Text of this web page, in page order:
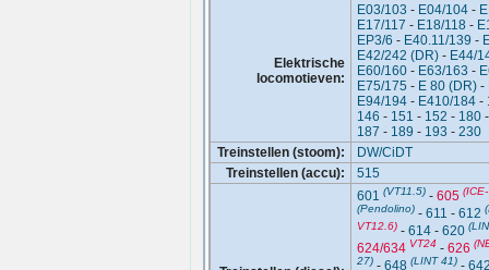
Elektrische
locomotieven:
E03/103 - E04/104-
E17/117 - E18/118-
EP3/6 - E40.11/139 -
E42/242 (DR)- E44/
E60/160- E63/163 -
E75/175 - E 80 (DR)-
E94/194- E410/184-
146 - 151 - 152 - 180
187 - 189 - 193 - 230
Treinstellen (stoom):
DW/CiDT
Treinstellen (accu):
515
601 (VT11.5)- 605
(Pendolino)- 611 - 612
VT12.6)- 614- 620
624/634 VT24 - 626
27)- 648 (LINT 41)-